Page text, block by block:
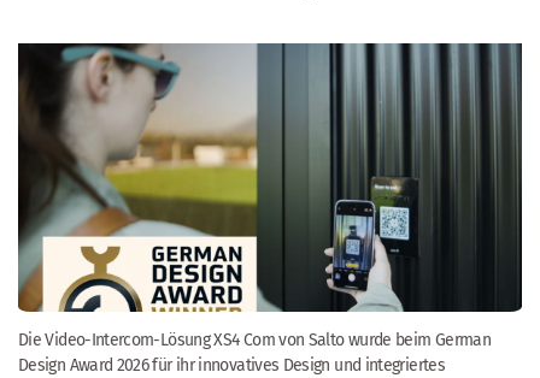
Die Video-Intercom-Lösung XS4 Com von Salto wurde beim German
Design Award 2026 für ihr innovatives Design und integriertes